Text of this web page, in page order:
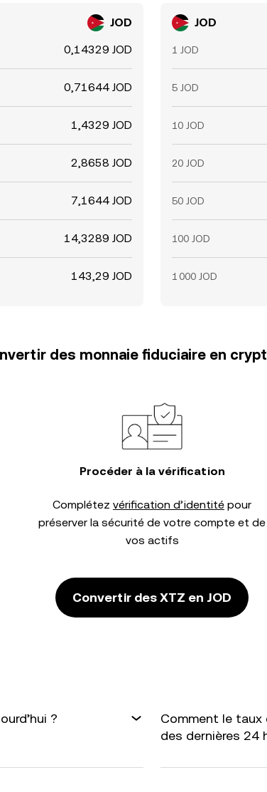
JOD
0,14329 JOD
0,71644 JOD
1,4329 JOD
2,8658 JOD
7,1644 JOD
14,3289 JOD
143,29 JOD
JOD
1 JOD
5 JOD
10 JOD
20 JOD
50 JOD
100 JOD
1 000 JOD
des monnaie fiduciaire en
Procéder à la vérification
Complétez vérification d’identité pour
préserver la sécurité de votre compte et de
vos actifs
Convertir des XTZ en JOD
?
Comment le taux
des dernières 24